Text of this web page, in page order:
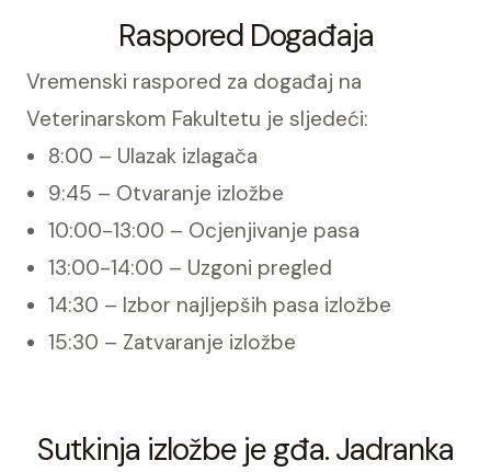
Raspored Događaja
Vremenski raspored za događaj na
Veterinarskom Fakultetu je sljedeći:
8:00 – Ulazak izlagača
9:45 – Otvaranje izložbe
10:00-13:00 – Ocjenjivanje pasa
13:00-14:00 – Uzgoni pregled
14:30 – Izbor najljepših pasa izložbe
15:30 – Zatvaranje izložbe
Sutkinja izložbe je gđa. Jadranka